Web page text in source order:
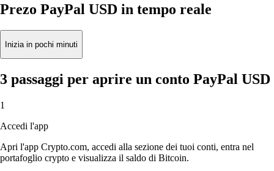
Prezo PayPal USD in tempo reale
Inizia in pochi minuti
3 passaggi per aprire un conto PayPal USD
1
Accedi l'app
Apri l'app Crypto.com, accedi alla sezione dei tuoi conti, entra nel
portafoglio crypto e visualizza il saldo di Bitcoin.